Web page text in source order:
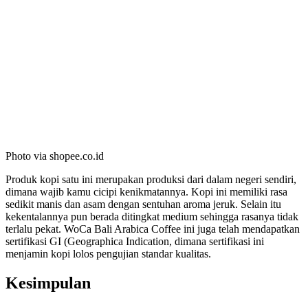
Photo via shopee.co.id
Produk kopi satu ini merupakan produksi dari dalam negeri sendiri,
dimana wajib kamu cicipi kenikmatannya. Kopi ini memiliki rasa
sedikit manis dan asam dengan sentuhan aroma jeruk. Selain itu
kekentalannya pun berada ditingkat medium sehingga rasanya tidak
terlalu pekat. WoCa Bali Arabica Coffee ini juga telah mendapatkan
sertifikasi GI (Geographica Indication, dimana sertifikasi ini
menjamin kopi lolos pengujian standar kualitas.
Kesimpulan